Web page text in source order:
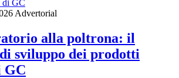
Advertorial
alla poltrona: il
sviluppo dei prodotti
GC